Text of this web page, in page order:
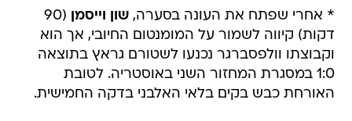
* אחרי שפתח את העונה בסערה,שון וייסמן
(90
דקות) קיווה לשמור על המומנטום החיובי, אך הוא
וקבוצתו וולפסברגר נכנעו לשטורם גראץ בתוצאה
1:0 במסגרת המחזור השני באוסטריה. לטובת
האורחת כבש בקים בלאי האלבני בדקה החמישית.